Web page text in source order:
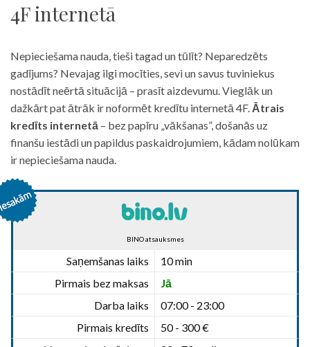
4F internetā
Nepieciešama nauda, tieši tagad un tūlīt? Neparedzēts
gadījums? Nevajag ilgi mocīties, sevi un savus tuviniekus
nostādīt neērtā situācijā – prasīt aizdevumu. Vieglāk un
dažkārt pat ātrāk ir noformēt kredītu internetā 4F. Ātrais
kredīts internetā – bez papīru „vākšanas”, došanās uz
finanšu iestādi un papildus paskaidrojumiem, kādam nolūkam
ir nepieciešama nauda.
BINO atsauksmes
Saņemšanas laiks
10 min
Pirmais bez maksas
Jā
Darba laiks
07:00 - 23:00
Pirmais kredīts
50 - 300 €